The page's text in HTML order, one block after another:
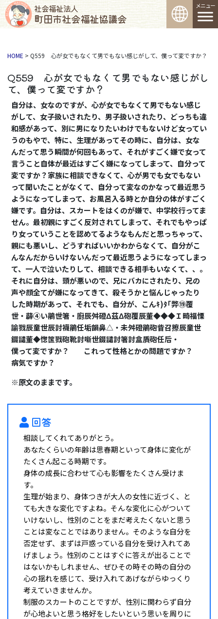
社会福祉法人
町田市社会福祉協議会
コンテンツへスキップ
メインナビゲーション
HOME > Q559 心が女でもなくて男でもない感じがして、僕って変ですか？
Q559 心が女でもなくて男でもない感じがし
て、僕って変ですか？
自分は、女なのですが、心が女でもなくて男でもない感じ
がして、女子扱いされたり、男子扱いされたり、どっちも違
和感があって、別に男になりたいわけでもないけど女ってい
うのもやで、特に、生理があってその時に、自分は、女な
んだって思う瞬間が何回もあって、それがすごく嫌で女って
言うこと自体が最近はすごく嫌になってしまって、自分って
変ですか？家族に相談できなくて、心が男でも女でもない
って聞いたことがなくて、自分って変なのかなって最近思う
ようになってしまって、お風呂入る時とか自分の体がすごく
嫌です。自分は、スカートをはくのが嫌で、中学校行ってま
せん。最初親にすごく反対されてしまって、それでもやっぱ
り女っていうことを認めてるようなもんだと思っちゃって、
親にも悪いし、どうすればいいかわからなくて、自分がこ
んなんだからいけないんだって最近思うようになってしまっ
て、一人で泣いたりして、相談できる相手もいなくて、、。
それに自分は、頭が悪いので、兄にバカにされたり、兄の
声や顔全てが嫌になってきて、殺そうかと悩んじゃったり
した時期があって、それでも、自分が、こんｷ)ﾀ｢弊⑲覆
世・薜④い鵑世箸・廚辰舛磴Δ茲Δ砲覆辰董◆◆◆Ｉ畸福慄
諭戮辰童世辰討襪鵑任垢韻鼻△・未舛磴鵑砲眥召擦辰童世
錣譴董◆愡筺戮砲靴討噺世錣譴討箸討盒貭砲任后・
僕って変ですか？ これって性格とかの問題ですか？
病気ですか？
※原文のままです。
回答
相談してくれてありがとう。
あなたくらいの年齢は思春期といって身体に変化が
たくさん起こる時期です。
身体の成長に合わせて心も影響をたくさん受けま
す。
生理が始まり、身体つきが大人の女性に近づく、と
ても大きな変化ですよね。そんな変化に心がついて
いけないし、性別のことをまだ考えたくないと思う
ことは変なことではありません。そのような自分を
否定せず、まずは戸惑っている自分を受け入れてあ
げましょう。性別のことはすぐに答えが出ることで
はないかもしれません、ぜひその時その時の自分の
心の揺れを感じて、受け入れてあげながらゆっくり
考えていきませんか。
制服のスカートのことですが、性別に関わらず自分
が心地よいと思う格好をしたいという思いを周りに